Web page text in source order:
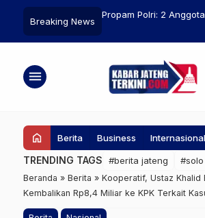
Breaking News
dalam Kasus Ojol
Pemkab Rembang
Dini
menu
home Berita Business Internasional
TRENDING TAGS #berita jateng #solo
Beranda » Berita » Kooperatif, Ustaz Khalid
Kembalikan Rp8,4 Miliar ke KPK Terkait